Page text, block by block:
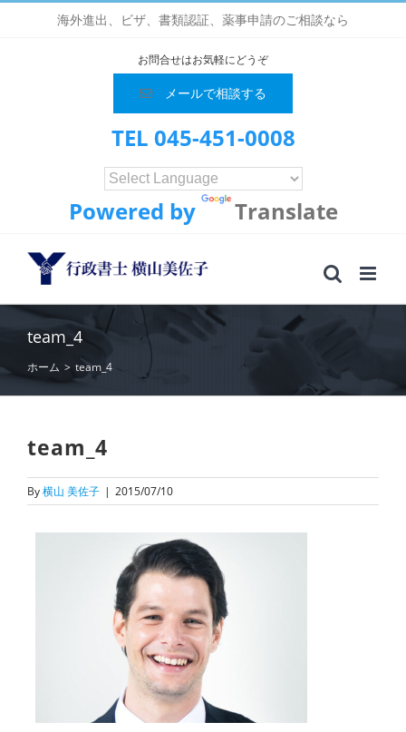
海外進出、ビザ、書類認証、薬事申請のご相談なら
お問合せはお気軽にどうぞ
メールで相談する
TEL 045-451-0008
Powered by Translate
team_4
ホーム > team_4
team_4
By横山 美佐子 | 2015/07/10